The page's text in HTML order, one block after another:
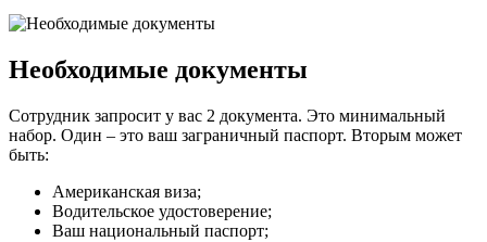
Необходимые документы
Сотрудник запросит у вас 2 документа. Это минимальный
набор. Один – это ваш заграничный паспорт. Вторым может
быть:
Американская виза;
Водительское удостоверение;
Ваш национальный паспорт;